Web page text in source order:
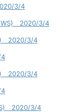
3/4
2020/3/4
2020/3/4
2020/3/4
2020/3/4